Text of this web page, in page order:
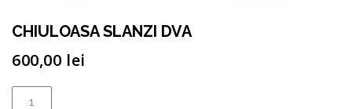
CHIULOASA SLANZI DVA
600,00 lei